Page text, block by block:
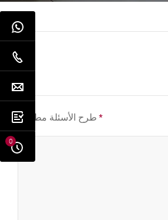
* طرح الأسئلة مطلوب
0